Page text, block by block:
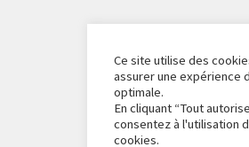
Ce site utilise des
assurer une expérience
optimale.
En cliquant “Tout
consentez à l'utilisation
cookies.